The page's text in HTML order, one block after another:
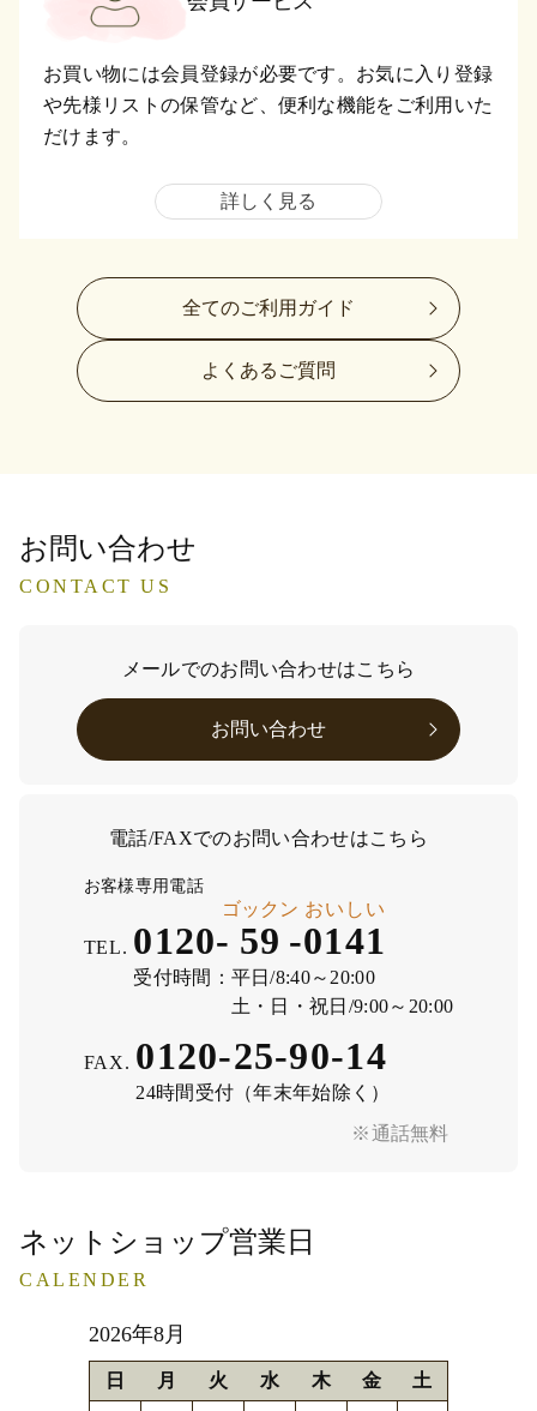
お買い物には会員登録が必要です。お気に入り登録
や先様リストの保管など、便利な機能をご利用いた
だけます。
詳しく見る
全てのご利用ガイド
よくあるご質問
お問い合わせ
CONTACT US
メールでのお問い合わせはこちら
お問い合わせ
電話/FAXでのお問い合わせはこちら
※通話無料
お客様専用電話
TEL. 0120- 59
ゴックン
-0141
おいしい
受付時間： 平日/8:40～20:00
土・日・祝日/9:00～20:00
FAX. 0120-25-90-14
24時間受付（年末年始除く）
ネットショップ営業日
CALENDER
2026年8月
日 月 火 水 木 金 土